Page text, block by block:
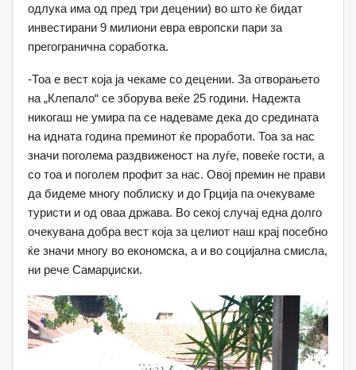
одлука има од пред три децении) во што ќе бидат
инвестирани 9 милиони евра европски пари за
прегогранична соработка.
-Тоа е вест која ја чекаме со децении. За отворањето
на „Клепало“ се зборува веќе 25 години. Надежта
никогаш не умира па се надеваме дека до средината
на идната година преминот ќе проработи. Тоа за нас
значи поголема раздвиженост на луѓе, повеќе гости, а
со тоа и поголем профит за нас. Овој премин не прави
да бидеме многу поблиску и до Грција па очекуваме
туристи и од оваа држава. Во секој случај една долго
очекувана добра вест која за целиот наш крај посебно
ќе значи многу во економска, а и во социјална смисла,
ни рече Самарџиски.